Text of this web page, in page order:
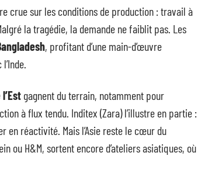
crue sur les conditions de production : travail à
la tragédie, la demande ne faiblit pas. Les
, profitant d’une main-d’œuvre
gagnent du terrain, notamment pour
à flux tendu. Inditex (Zara) l’illustre en partie :
en réactivité. Mais l’Asie reste le cœur du
ou H&M, sortent encore d’ateliers asiatiques, où